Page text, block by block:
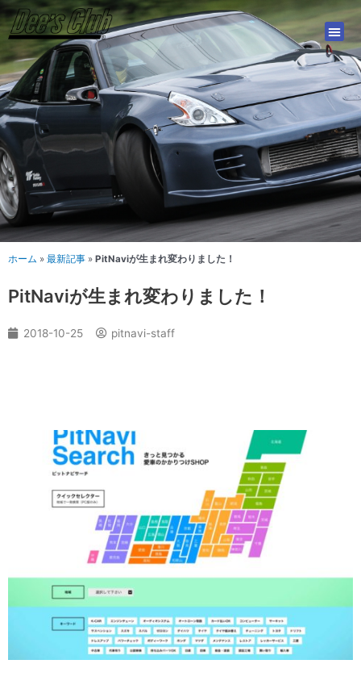
内
容
を
ス
キ
ッ
プ
ホーム » 最新記事 » PitNaviが生まれ変わりました！
PitNaviが生まれ変わりました！
2018-10-25 pitnavi-staff